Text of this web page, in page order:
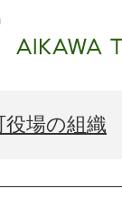
役場の組織